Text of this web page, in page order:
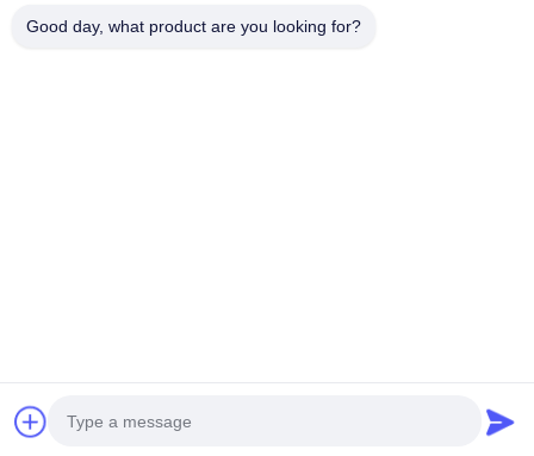
Nº 793 Tongren Road, Cidade de Tongxiang, Província de
Todos. Todos os direitos reservados.
Good day, what product are you looking for?